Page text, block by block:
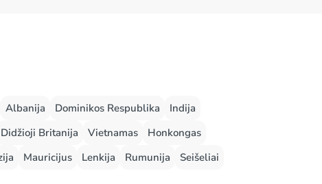
Albanija Dominikos Respublika
Indija
Didžioji Britanija Vietnamas
Honkongas
Mauricijus Lenkija Rumunija
Seišeliai